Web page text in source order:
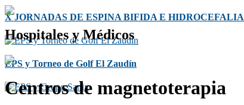
X JORNADAS DE ESPINA BIFIDA E HIDROCEFALIA
EPS y Torneo de Golf El Zaudín
Hospitales y Médicos
Centros de magnetoterapia